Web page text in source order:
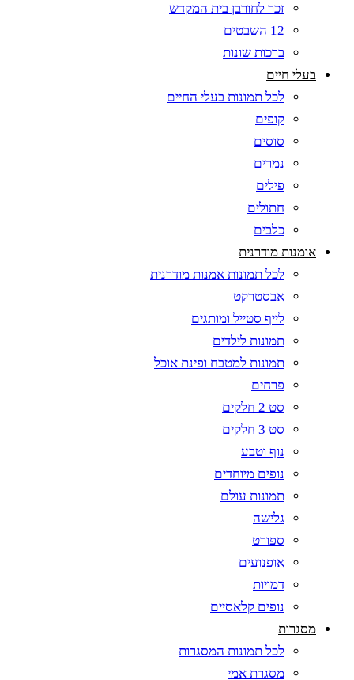
זכר לחורבן בית המקדש
12 השבטים
ברכות שונות
בעלי חיים
לכל תמונות בעלי החיים
קופים
סוסים
נמרים
פילים
חתולים
כלבים
אומנות מודרנית
לכל תמונות אמנות מודרנית
אבסטרקט
לייף סטייל ומותגים
תמונות לילדים
תמונות למטבח ופינת אוכל
פרחים
סט 2 חלקים
סט 3 חלקים
נוף וטבע
נופים מיוחדים
תמונות עולם
גלישה
ספורט
אופנועים
דמויות
נופים קלאסיים
מסגרות
לכל תמונות המסגרות
מסגרת אמי